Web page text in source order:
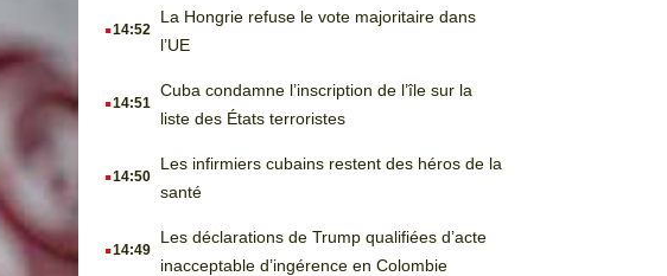
.14:52
La Hongrie refuse le vote majoritaire dans
l’UE
.14:51
Cuba condamne l’inscription de l’île sur la
liste des États terroristes
.14:50
Les infirmiers cubains restent des héros de la
santé
.14:49
Les déclarations de Trump qualifiées d’acte
inacceptable d’ingérence en Colombie